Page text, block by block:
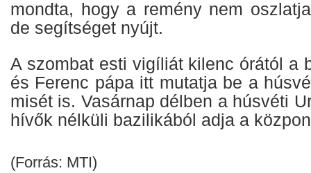
mondta, hogy a remény nem
de segítséget nyújt.
A szombat esti vigíliát kilenc órától a
és Ferenc pápa itt mutatja be a
misét is. Vasárnap délben a húsvéti
hívők nélküli bazilikából adja a
(Forrás: MTI)